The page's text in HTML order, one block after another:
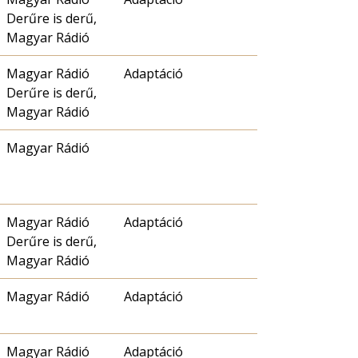
Derűre is derű,
Magyar Rádió
Magyar Rádió
Derűre is derű,
Magyar Rádió
Adaptáció
Magyar Rádió
Magyar Rádió
Derűre is derű,
Magyar Rádió
Adaptáció
Magyar Rádió Adaptáció
Magyar Rádió Adaptáció